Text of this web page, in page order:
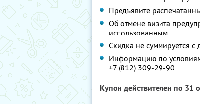
Предъявите
Об отмене визита
использованным
Скидка не суммируется
Информацию по
+7 (812) 309-29-90
Купон действителен по 31